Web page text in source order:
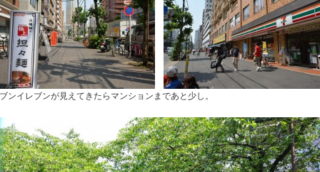
ンイレブンが見えてきたらマンションまであと少し。